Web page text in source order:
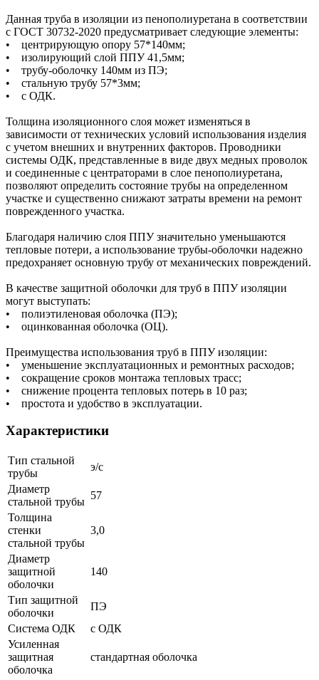
Данная труба в изоляции из пенополиуретана в соответствии
с ГОСТ 30732-2020 предусматривает следующие элементы:
• центрирующую опору 57*140мм;
• изолирующий слой ППУ 41,5мм;
• трубу-оболочку 140мм из ПЭ;
• стальную трубу 57*3мм;
• с ОДК.
Толщина изоляционного слоя может изменяться в
зависимости от технических условий использования изделия
с учетом внешних и внутренних факторов. Проводники
системы ОДК, представленные в виде двух медных проволок
и соединенные с центраторами в слое пенополиуретана,
позволяют определить состояние трубы на определенном
участке и существенно снижают затраты времени на ремонт
поврежденного участка.
Благодаря наличию слоя ППУ значительно уменьшаются
тепловые потери, а использование трубы-оболочки надежно
предохраняет основную трубу от механических повреждений.
В качестве защитной оболочки для труб в ППУ изоляции
могут выступать:
• полиэтиленовая оболочка (ПЭ);
• оцинкованная оболочка (ОЦ).
Преимущества использования труб в ППУ изоляции:
• уменьшение эксплуатационных и ремонтных расходов;
• сокращение сроков монтажа тепловых трасс;
• снижение процента тепловых потерь в 10 раз;
• простота и удобство в эксплуатации.
Характеристики
Тип стальной
трубы
э/с
Диаметр
стальной трубы
57
Толщина
стенки
стальной трубы
3,0
Диаметр
защитной
оболочки
140
Тип защитной
оболочки
ПЭ
Система ОДК
с ОДК
Усиленная
защитная
оболочка
стандартная оболочка